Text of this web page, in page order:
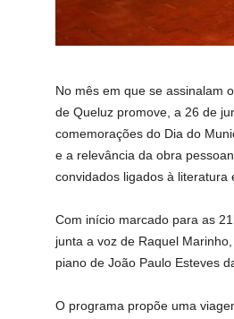
No mês em que se assinalam
de Queluz promove, a 26 de
comemorações do Dia do
e a relevância da obra
convidados ligados à literatura
Com início marcado para as
junta a voz de Raquel
piano de João Paulo Esteves
O programa propõe uma